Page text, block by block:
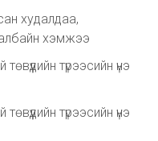
худалдаа,
хэмжээ
түрээсийн үнэ
түрээсийн үнэ